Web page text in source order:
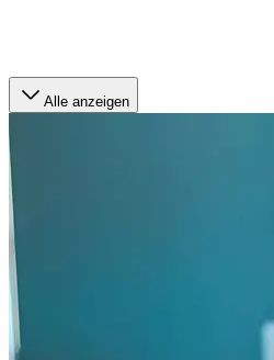
Alle anzeigen